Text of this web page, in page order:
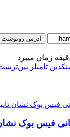
آدرس رونوشت
‫تامبلر
فیس بوک